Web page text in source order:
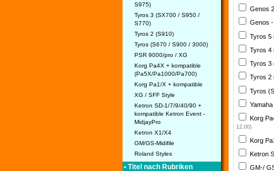
S975)
Tyros 3 (SX700 / S950 /
S770)
Tyros 2 (S910)
Tyros (S670 / S900 / 3000)
PSR 9000/pro / XG
Korg Pa4X + kompatible
(Pa5X/Pa1000/Pa700)
Korg Pa1/X + kompatible
XG / SFF Style
Ketron SD-1/7/9/40/90 +
kompatible Ketron Event -
MidjayPro
Ketron X1/X4
GM/GS-Midifile
Roland Styles
• Titel nach Rubriken
Genos
Genos
Tyros 5
Tyros 4
Tyros 3
Tyros 2
Tyros
Korg
12,00)
Korg
Ketron
GM-/